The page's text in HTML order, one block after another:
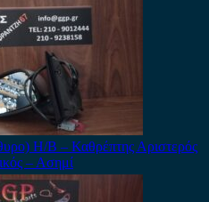
H/B – Καθρέπτης Αριστερός
– Ασημί